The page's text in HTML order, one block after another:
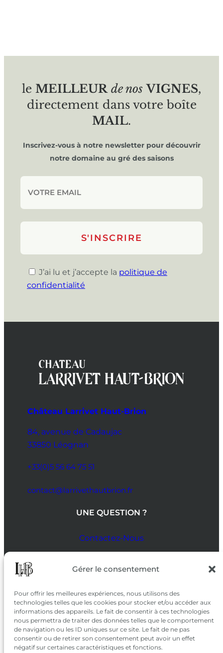
Gérer le consentement
Pour offrir les meilleures expériences, nous utilisons des
technologies telles que les cookies pour stocker et/ou accéder aux
informations des appareils. Le fait de consentir à ces technologies
nous permettra de traiter des données telles que le comportement
de navigation ou les ID uniques sur ce site. Le fait de ne pas
consentir ou de retirer son consentement peut avoir un effet
négatif sur certaines caractéristiques et fonctions.
le MEILLEUR de nos VIGNES,
directement dans votre boîte
MAIL.
Inscrivez-vous à notre newsletter pour découvrir
notre domaine au gré des saisons
J’ai lu et j’accepte la politique de
confidentialité
Château Larrivet Haut-Brion
84, avenue de Cadaujac
33850 Léognan
+33(0)5 56 64 75 51
contact@larrivethautbrion.fr
UNE QUESTION ?
Contactez-Nous
SUIVEZ-NOUS
SUR LES RÉSEAUX